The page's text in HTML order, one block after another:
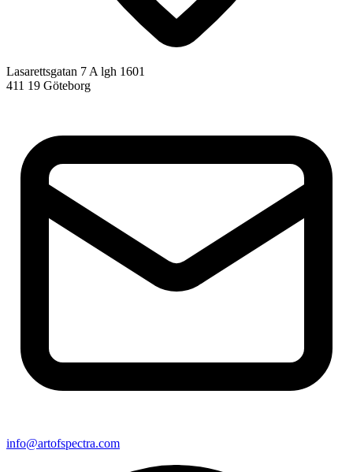
Lasarettsgatan 7 A lgh 1601
411 19 Göteborg
info@artofspectra.com